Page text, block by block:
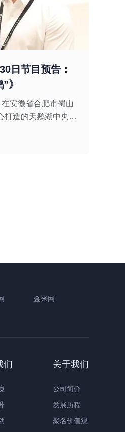
日节目预告：
》
安徽省合肥市蜀山
打造的天鹅湖中央商
繁荣的彰显、区域
金米网
们 关于我们
公司简介
发展历程
聚名价值观